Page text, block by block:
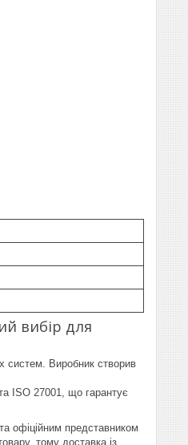
вибір для
систем. Виробник створив
ISO 27001, що гарантує
офіційним представником
тому доставка із